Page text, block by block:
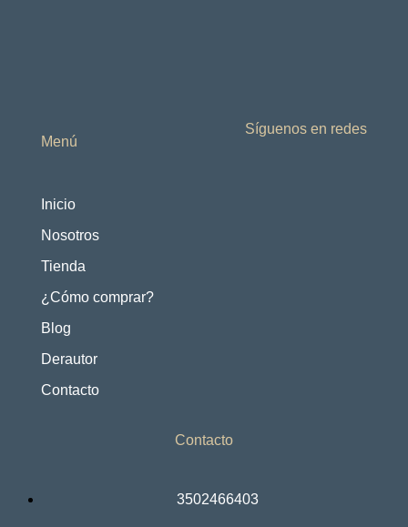
Menú
Inicio
Nosotros
Tienda
¿Cómo comprar?
Blog
Derautor
Contacto
Síguenos en redes
Contacto
3502466403